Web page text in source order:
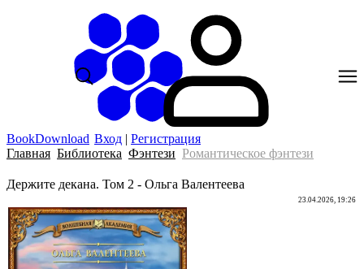
BookDownload Вход | Регистрация
Главная Библиотека Фэнтези Романтическое фэнтези
Держите декана. Том 2 - Ольга Валентеева
23.04.2026, 19:26